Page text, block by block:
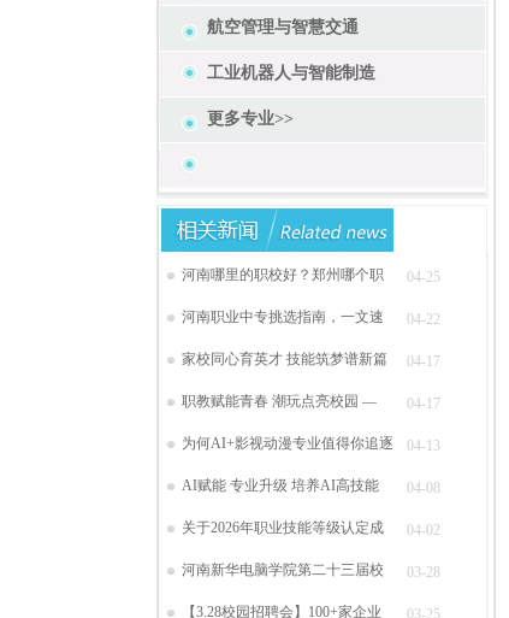
航空管理与智慧交通
工业机器人与智能制造
更多专业>>
河南哪里的职校好？郑州哪个职 04-25
河南职业中专挑选指南，一文速 04-22
家校同心育英才 技能筑梦谱新篇 04-17
职教赋能青春 潮玩点亮校园 — 04-17
为何AI+影视动漫专业值得你追逐 04-13
AI赋能 专业升级 培养AI高技能 04-08
关于2026年职业技能等级认定成 04-02
河南新华电脑学院第二十三届校 03-28
【3.28校园招聘会】100+家企业 03-25